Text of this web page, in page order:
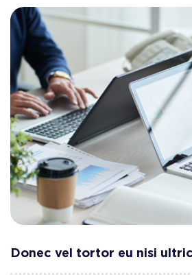
Donec vel tortor eu nisi